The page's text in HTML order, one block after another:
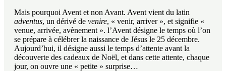
Mais pourquoi Avent et non Avant. Avent vient du latin
adventus, un dérivé de venire, « venir, arriver », et signifie «
venue, arrivée, avènement ». l’Avent désigne le temps où l’on
se prépare à célébrer la naissance de Jésus le 25 décembre.
Aujourd’hui, il désigne aussi le temps d’attente avant la
découverte des cadeaux de Noël, et dans cette attente, chaque
jour, on ouvre une « petite » surprise…